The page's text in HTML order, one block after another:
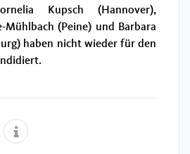
Kupsch (Hannover),
(Peine) und Barbara
haben nicht wieder für den